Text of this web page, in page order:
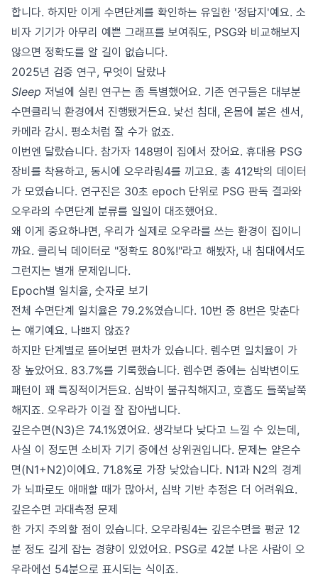
합니다. 하지만 이게 수면단계를 확인하는 유일한 '정답지'예요. 소
비자 기기가 아무리 예쁜 그래프를 보여줘도, PSG와 비교해보지
않으면 정확도를 알 길이 없습니다.
2025년 검증 연구, 무엇이 달랐나
Sleep 저널에 실린 연구는 좀 특별했어요. 기존 연구들은 대부분
수면클리닉 환경에서 진행됐거든요. 낯선 침대, 온몸에 붙은 센서,
카메라 감시. 평소처럼 잘 수가 없죠.
이번엔 달랐습니다. 참가자 148명이 집에서 잤어요. 휴대용 PSG
장비를 착용하고, 동시에 오우라링4를 끼고요. 총 412박의 데이터
가 모였습니다. 연구진은 30초 epoch 단위로 PSG 판독 결과와
오우라의 수면단계 분류를 일일이 대조했어요.
왜 이게 중요하냐면, 우리가 실제로 오우라를 쓰는 환경이 집이니
까요. 클리닉 데이터로 "정확도 80%!"라고 해봤자, 내 침대에서도
그런지는 별개 문제입니다.
Epoch별 일치율, 숫자로 보기
전체 수면단계 일치율은 79.2%였습니다. 10번 중 8번은 맞춘다
는 얘기예요. 나쁘지 않죠?
하지만 단계별로 뜯어보면 편차가 있습니다. 렘수면 일치율이 가
장 높았어요. 83.7%를 기록했습니다. 렘수면 중에는 심박변이도
패턴이 꽤 특징적이거든요. 심박이 불규칙해지고, 호흡도 들쭉날쭉
해지죠. 오우라가 이걸 잘 잡아냅니다.
깊은수면(N3)은 74.1%였어요. 생각보다 낮다고 느낄 수 있는데,
사실 이 정도면 소비자 기기 중에선 상위권입니다. 문제는 얕은수
면(N1+N2)이에요. 71.8%로 가장 낮았습니다. N1과 N2의 경계
가 뇌파로도 애매할 때가 많아서, 심박 기반 추정은 더 어려워요.
깊은수면 과대측정 문제
한 가지 주의할 점이 있습니다. 오우라링4는 깊은수면을 평균 12
분 정도 길게 잡는 경향이 있었어요. PSG로 42분 나온 사람이 오
우라에선 54분으로 표시되는 식이죠.